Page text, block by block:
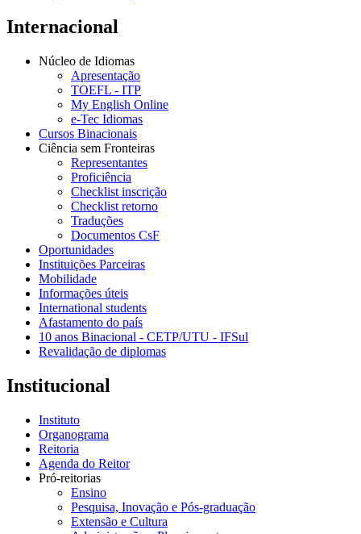
Internacional
Núcleo de Idiomas
Apresentação
TOEFL - ITP
My English Online
e-Tec Idiomas
Cursos Binacionais
Ciência sem Fronteiras
Representantes
Proficiência
Checklist inscrição
Checklist retorno
Traduções
Documentos CsF
Oportunidades
Instituições Parceiras
Mobilidade
Informações úteis
International students
Afastamento do país
10 anos Binacional - CETP/UTU - IFSul
Revalidação de diplomas
Institucional
Instituto
Organograma
Reitoria
Agenda do Reitor
Pró-reitorias
Ensino
Pesquisa, Inovação e Pós-graduação
Extensão e Cultura